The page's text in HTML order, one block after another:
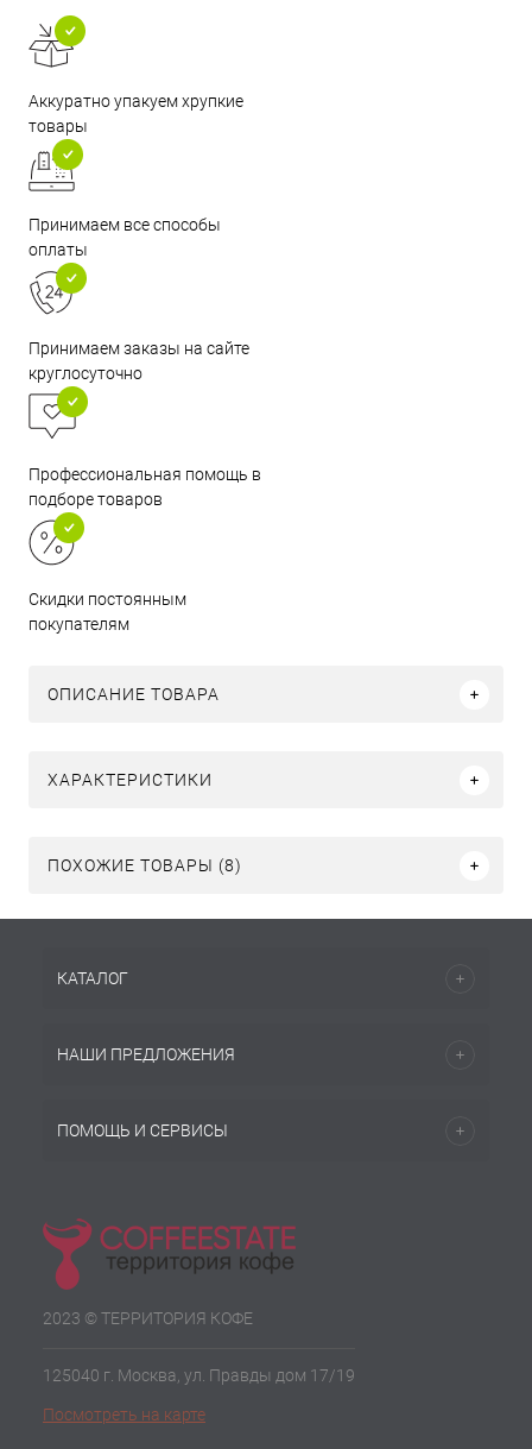
Аккуратно упакуем хрупкие
товары
Принимаем все способы
оплаты
Принимаем заказы на сайте
круглосуточно
Профессиональная помощь в
подборе товаров
Скидки постоянным
покупателям
ОПИСАНИЕ ТОВАРА
ХАРАКТЕРИСТИКИ
ПОХОЖИЕ ТОВАРЫ (8)
КАТАЛОГ
НАШИ ПРЕДЛОЖЕНИЯ
ПОМОЩЬ И СЕРВИСЫ
2023 © ТЕРРИТОРИЯ КОФЕ
125040 г. Москва, ул. Правды дом 17/19
Посмотреть на карте